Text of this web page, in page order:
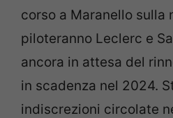
corso a Maranello sulla
piloteranno Leclerc e
ancora in attesa del
in scadenza nel 2024.
indiscrezioni circolate